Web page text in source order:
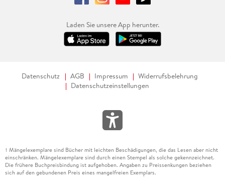
Laden Sie unsere App herunter.
Datenschutz AGB Impressum
Widerrufsbelehrung
Datenschutzeinstellungen
1 Mängelexemplare sind Bücher mit leichten Beschädigungen, die das Lesen aber nicht
einschränken. Mängelexemplare sind durch einen Stempel als solche gekennzeichnet.
Die frühere Buchpreisbindung ist aufgehoben. Angaben zu Preissenkungen beziehen
sich auf den gebundenen Preis eines mangelfreien Exemplars.